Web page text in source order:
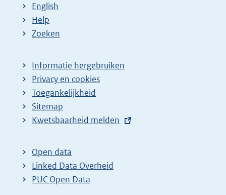
English
Help
Zoeken
Informatie hergebruiken
Privacy en cookies
Toegankelijkheid
Sitemap
E
t
e
r
Kwetsbaarheid melden
Open data
Linked Data Overheid
PUC Open Data